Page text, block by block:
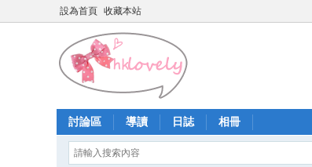
設為首頁 收藏本站
討論區 導讀 日誌 相冊